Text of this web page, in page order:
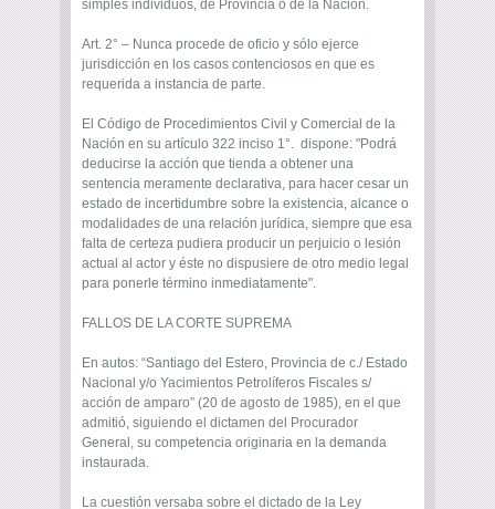
simples individuos, de Provincia o de la Nación.
Art. 2° – Nunca procede de oficio y sólo ejerce
jurisdicción en los casos contenciosos en que es
requerida a instancia de parte.
El Código de Procedimientos Civil y Comercial de la
Nación en su artículo 322 inciso 1°. dispone: "Podrá
deducirse la acción que tienda a obtener una
sentencia meramente declarativa, para hacer cesar un
estado de incertidumbre sobre la existencia, alcance o
modalidades de una relación jurídica, siempre que esa
falta de certeza pudiera producir un perjuicio o lesión
actual al actor y éste no dispusiere de otro medio legal
para ponerle término inmediatamente".
FALLOS DE LA CORTE SUPREMA
En autos: “Santiago del Estero, Provincia de c./ Estado
Nacional y/o Yacimientos Petrolíferos Fiscales s/
acción de amparo” (20 de agosto de 1985), en el que
admitió, ­siguiendo el dictamen del Procurador
General,­ su competencia originaria en la demanda
instaurada.
La cuestión versaba sobre el dictado de la Ley